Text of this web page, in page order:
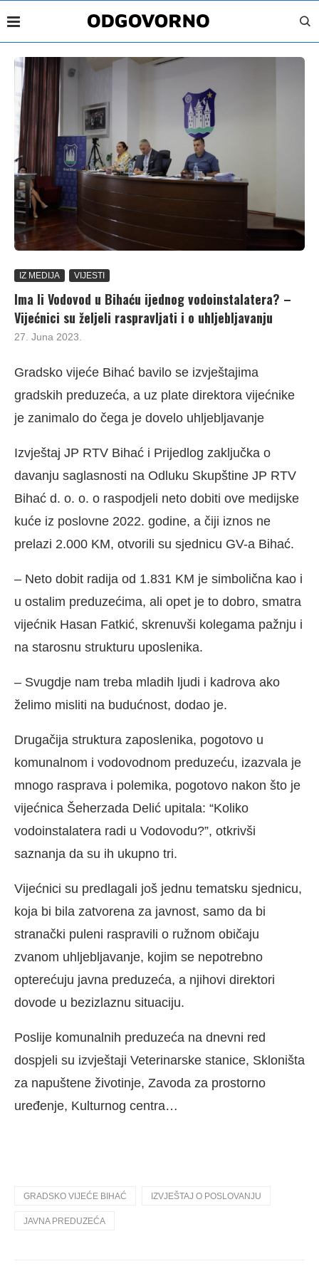
IZ MEDIJA VIJESTI
Ima li Vodovod u Bihaću ijednog vodoinstalatera? –
Vijećnici su željeli raspravljati i o uhljebljavanju
27. Juna 2023.
Gradsko vijeće Bihać bavilo se izvještajima
gradskih preduzeća, a uz plate direktora vijećnike
je zanimalo do čega je dovelo uhljebljavanje
Izvještaj JP RTV Bihać i Prijedlog zaključka o
davanju saglasnosti na Odluku Skupštine JP RTV
Bihać d. o. o. o raspodjeli neto dobiti ove medijske
kuće iz poslovne 2022. godine, a čiji iznos ne
prelazi 2.000 KM, otvorili su sjednicu GV-a Bihać.
– Neto dobit radija od 1.831 KM je simbolična kao i
u ostalim preduzećima, ali opet je to dobro, smatra
vijećnik Hasan Fatkić, skrenuvši kolegama pažnju i
na starosnu strukturu uposlenika.
– Svugdje nam treba mladih ljudi i kadrova ako
želimo misliti na budućnost, dodao je.
Drugačija struktura zaposlenika, pogotovo u
komunalnom i vodovodnom preduzeću, izazvala je
mnogo rasprava i polemika, pogotovo nakon što je
vijećnica Šeherzada Delić upitala: “Koliko
vodoinstalatera radi u Vodovodu?”, otkrivši
saznanja da su ih ukupno tri.
Vijećnici su predlagali još jednu tematsku sjednicu,
koja bi bila zatvorena za javnost, samo da bi
stranački puleni raspravili o ružnom običaju
zvanom uhljebljavanje, kojim se nepotrebno
opterećuju javna preduzeća, a njihovi direktori
dovode u bezizlaznu situaciju.
Poslije komunalnih preduzeća na dnevni red
dospjeli su izvještaji Veterinarske stanice, Skloništa
za napuštene životinje, Zavoda za prostorno
uređenje, Kulturnog centra…
GRADSKO VIJEĆE BIHAĆ IZVJEŠTAJ O POSLOVANJU
JAVNA PREDUZEĆA